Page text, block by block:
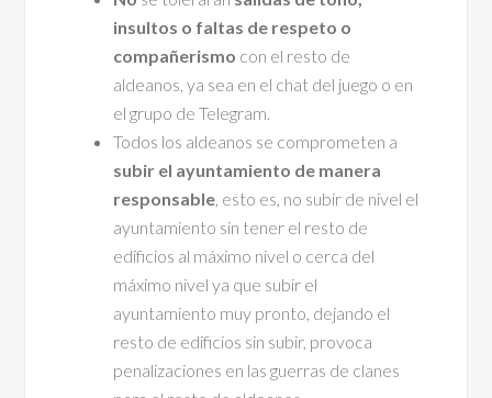
insultos o faltas de respeto o
compañerismo con el resto de
aldeanos, ya sea en el chat del juego o en
el grupo de Telegram.
Todos los aldeanos se comprometen a
subir el ayuntamiento de manera
responsable, esto es, no subir de nivel el
ayuntamiento sin tener el resto de
edificios al máximo nivel o cerca del
máximo nivel ya que subir el
ayuntamiento muy pronto, dejando el
resto de edificios sin subir, provoca
penalizaciones en las guerras de clanes